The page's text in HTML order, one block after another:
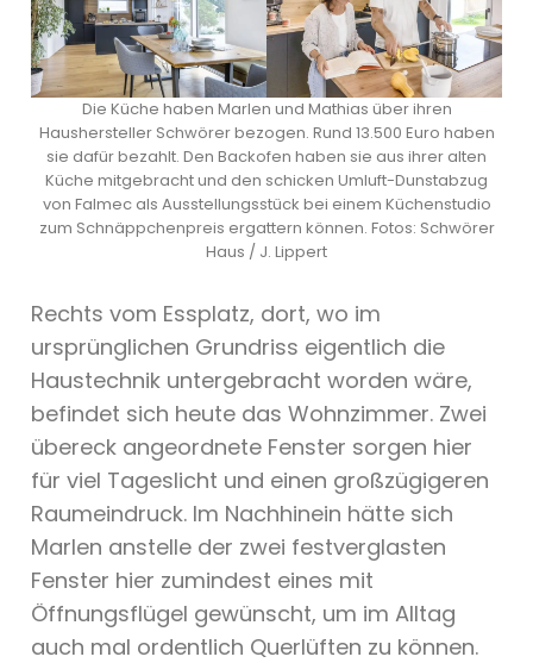
Die Küche haben Marlen und Mathias über ihren
Haushersteller Schwörer bezogen. Rund 13.500 Euro haben
sie dafür bezahlt. Den Backofen haben sie aus ihrer alten
Küche mitgebracht und den schicken Umluft-Dunstabzug
von Falmec als Ausstellungsstück bei einem Küchenstudio
zum Schnäppchenpreis ergattern können. Fotos: Schwörer
Haus / J. Lippert
Rechts vom Essplatz, dort, wo im
ursprünglichen Grundriss eigentlich die
Haustechnik untergebracht worden wäre,
befindet sich heute das Wohnzimmer. Zwei
übereck angeordnete Fenster sorgen hier
für viel Tageslicht und einen großzügigeren
Raumeindruck. Im Nachhinein hätte sich
Marlen anstelle der zwei festverglasten
Fenster hier zumindest eines mit
Öffnungsflügel gewünscht, um im Alltag
auch mal ordentlich Querlüften zu können.